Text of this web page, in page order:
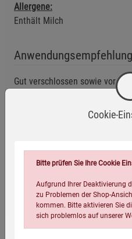
Allergene:
Enthält Milch
Anwendungsempfehlung
Gut verschlossen sowie vor
Mindestens haltbar bis: siehe
Cookie-
Bitte prüfen Sie Ihre Cookie
Aufgrund Ihrer Deaktivierung
zu Problemen der Shop-
kommen. Bitte aktivieren Sie
sich problemlos auf unserer